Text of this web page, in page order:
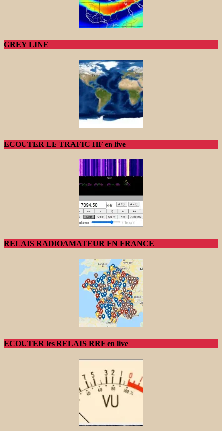
GREY LINE
ECOUTER LE TRAFIC HF en live
RELAIS RADIOAMATEUR EN FRANCE
ECOUTER les RELAIS RRF en live